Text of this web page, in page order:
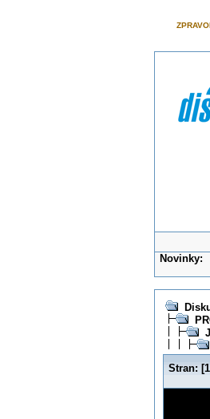
Novinky:
Stran: [1